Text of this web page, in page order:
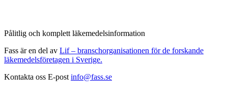
Pålitlig och komplett läkemedelsinformation
Fass är en del av Lif – branschorganisationen för de forskande
läkemedelsföretagen i Sverige.
Kontakta oss E-post info@fass.se